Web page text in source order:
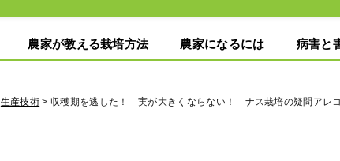
農家が教える栽培方法 農家になるには 病害と
生産技術 > 収穫期を逃した！ 実が大きくならない！ ナス栽培の疑問アレコ